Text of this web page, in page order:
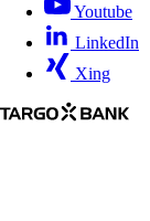
Youtube
LinkedIn
Xing